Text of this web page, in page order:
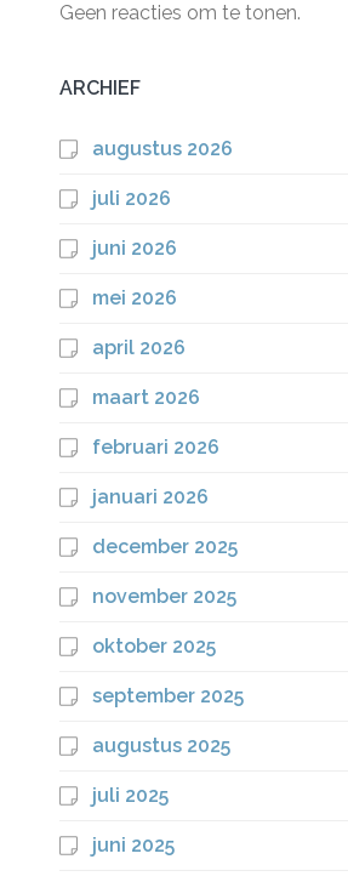
Geen reacties om te tonen.
ARCHIEF
augustus 2026
juli 2026
juni 2026
mei 2026
april 2026
maart 2026
februari 2026
januari 2026
december 2025
november 2025
oktober 2025
september 2025
augustus 2025
juli 2025
juni 2025